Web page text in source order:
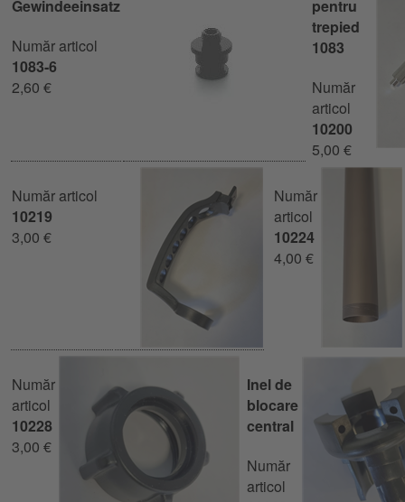
Gewindeeinsatz
Număr articol
1083-6
2,60 €
pentru
trepied
1083
Număr
articol
10200
5,00 €
Număr articol
10219
3,00 €
Număr
articol
10224
4,00 €
Număr
articol
10228
3,00 €
Inel de
blocare
central
Număr
articol